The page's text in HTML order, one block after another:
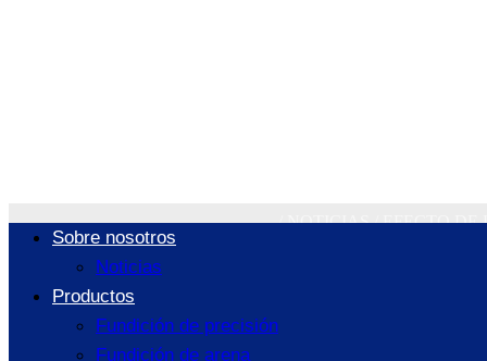
Sobre nosotros
Noticias
Productos
Fundición de precisión
Fundición de arena
Efecto de
/NOTICIAS/EFECTO DE